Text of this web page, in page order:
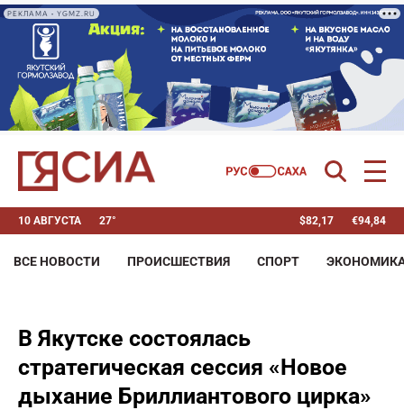
РЕКЛАМА • YGMZ.RU
10 АВГУСТА 27° $82,17 €94,84
ВСЕ НОВОСТИ ПРОИСШЕСТВИЯ СПОРТ
В Якутске состоялась
стратегическая сессия «Новое
дыхание Бриллиантового цирка»